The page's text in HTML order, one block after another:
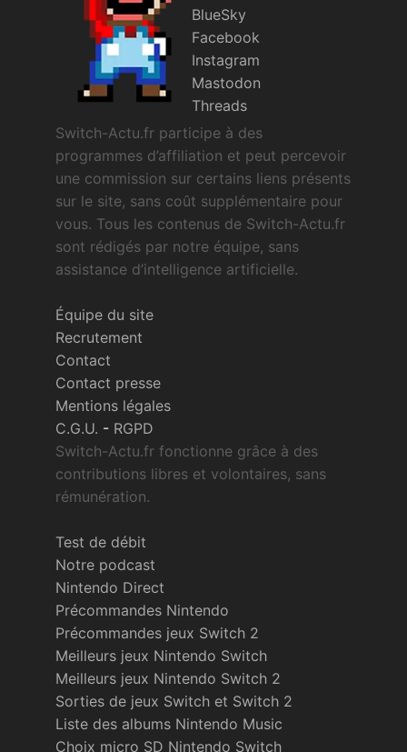
BlueSky
Facebook
Instagram
Mastodon
Threads
Switch-Actu.fr participe à des
programmes d’affiliation et peut percevoir
une commission sur certains liens présents
sur le site, sans coût supplémentaire pour
vous. Tous les contenus de Switch-Actu.fr
sont rédigés par notre équipe, sans
assistance d’intelligence artificielle.
Équipe du site
Recrutement
Contact
Contact presse
Mentions légales
C.G.U. - RGPD
Switch-Actu.fr fonctionne grâce à des
contributions libres et volontaires, sans
rémunération.
Test de débit
Notre podcast
Nintendo Direct
Précommandes Nintendo
Précommandes jeux Switch 2
Meilleurs jeux Nintendo Switch
Meilleurs jeux Nintendo Switch 2
Sorties de jeux Switch et Switch 2
Liste des albums Nintendo Music
Choix micro SD Nintendo Switch